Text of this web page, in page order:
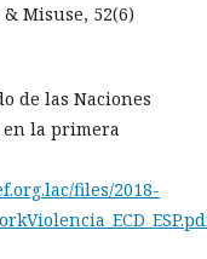
Misuse, 52(6)
de las Naciones
la primera
files/2018-